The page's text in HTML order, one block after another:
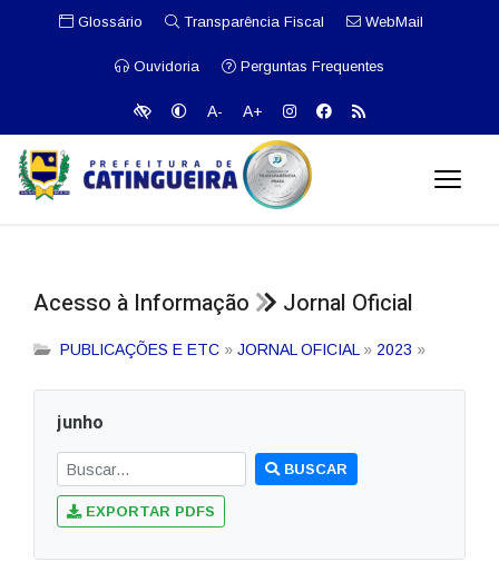
Glossário Transparência Fiscal WebMail
Ouvidoria Perguntas Frequentes
A- A+
Acesso à Informação Jornal Oficial
PUBLICAÇÕES E ETC » JORNAL OFICIAL » 2023 »
junho
BUSCAR
EXPORTAR PDFS